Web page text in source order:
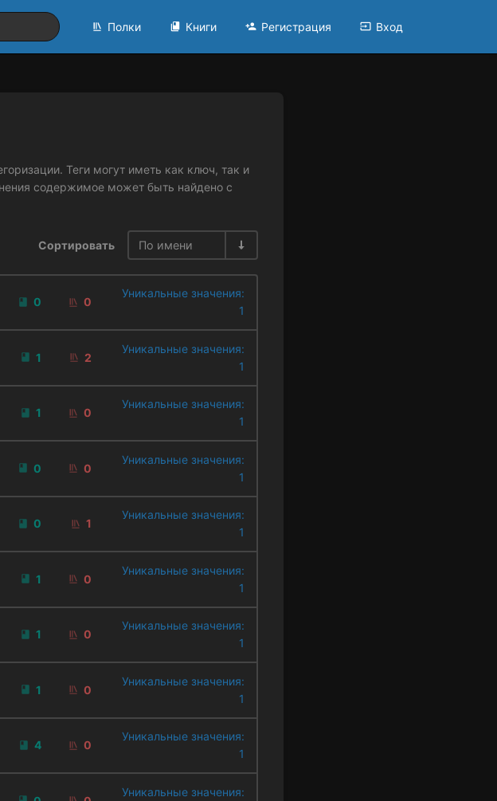
Полки Книги Регистрация Вход
Теги могут иметь как ключ, так и
содержимое может быть найдено с
Сортировать По имени
0 0
Уникальные значения:
1
1 2
Уникальные значения:
1
1 0
Уникальные значения:
1
0 0
Уникальные значения:
1
0 1
Уникальные значения:
1
1 0
Уникальные значения:
1
1 0
Уникальные значения:
1
1 0
Уникальные значения:
1
4 0
Уникальные значения:
1
Уникальные значения: